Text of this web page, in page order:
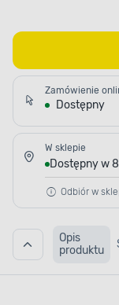
Zamówienie
Dostępny
W sklepie
Dostępny w
Odbiór w
Opis
produktu